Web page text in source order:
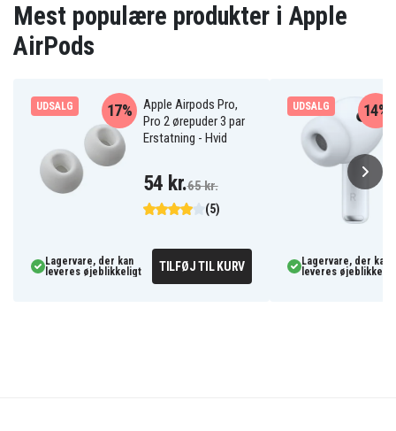
Mest populære produkter i Apple
AirPods
UDSALG
Apple Airpods Pro,
Pro 2 ørepuder 3 par
Erstatning - Hvid
(5)
17%
54 kr.65 kr.
Lagervare, der kan
leveres øjeblikkeligt
TILFØJ TIL KURV
UDSALG 14%
Lagervare, der kan
leveres